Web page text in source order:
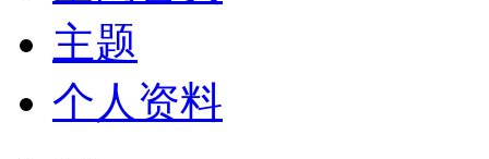
主题
个人资料